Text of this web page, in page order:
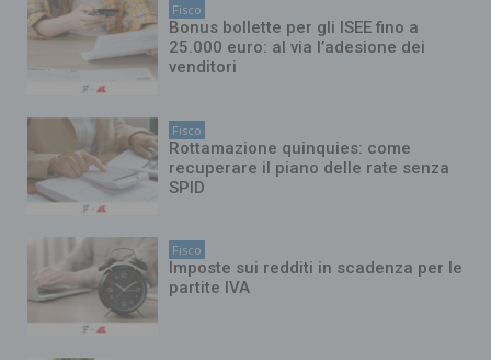
Fisco
Bonus bollette per gli ISEE fino a
25.000 euro: al via l’adesione dei
venditori
Fisco
Rottamazione quinquies: come
recuperare il piano delle rate senza
SPID
Fisco
Imposte sui redditi in scadenza per le
partite IVA